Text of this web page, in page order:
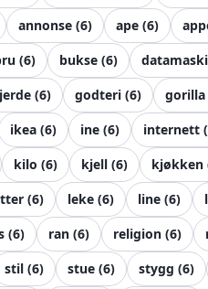
annonse (6) ape (6)
(6) bukse (6)
(6) godteri (6) gorilla
ikea (6) ine (6) internett (
kilo (6) kjell (6) kjøkken
(6) leke (6) line (6)
(6) ran (6) religion (6)
stil (6) stue (6) stygg (6)